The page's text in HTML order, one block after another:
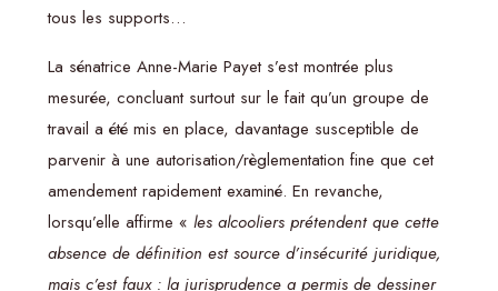
tous les supports…
La sénatrice Anne-Marie Payet s’est montrée plus
mesurée, concluant surtout sur le fait qu’un groupe de
travail a été mis en place, davantage susceptible de
parvenir à une autorisation/règlementation fine que cet
amendement rapidement examiné. En revanche,
lorsqu’elle affirme « les alcooliers prétendent que cette
absence de définition est source d’insécurité juridique,
mais c’est faux : la jurisprudence a permis de dessiner